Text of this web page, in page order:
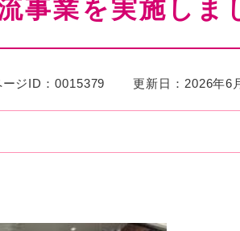
事業を実施しま
ージID：0015379 更新日：2026年6